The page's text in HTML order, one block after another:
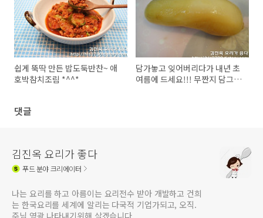
쉽게 뚝딱 만든 밥도둑반찬~ 애
호박참치조림 *^^*
담가놓고 잊어버리다가 내년 초
여름에 드세요!!! 무짠지 담그는
댓글
김진옥 요리가 좋다
푸드분야 크리에이터
나는 요리를 하고 아름이는 요리전수 받아 개발하고 건희
는 한국요리를 세계에 알리는 다국적 기업가되고, 오직.